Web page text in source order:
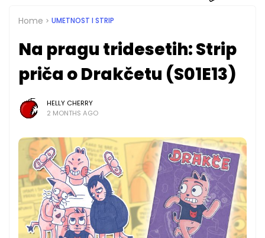
Home UMETNOST I STRIP
Na pragu tridesetih: Strip
priča o Drakčetu (S01E13)
HELLY CHERRY
2 MONTHS AGO